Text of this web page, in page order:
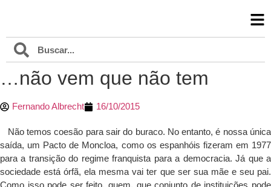
…não vem que não tem
Fernando Albrecht 16/10/2015
Não temos coesão para sair do buraco. No entanto, é nossa única
saída, um Pacto de Moncloa, como os espanhóis fizeram em 1977
para a transição do regime franquista para a democracia. Já que a
sociedade está órfã, ela mesma vai ter que ser sua mãe e seu pai.
Como isso pode ser feito, quem, que conjunto de instituições pode